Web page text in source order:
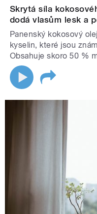
Skrytá síla
dodá vlasům lesk a
Panenský kokosový
kyselin, které jsou
Obsahuje skoro 50 %